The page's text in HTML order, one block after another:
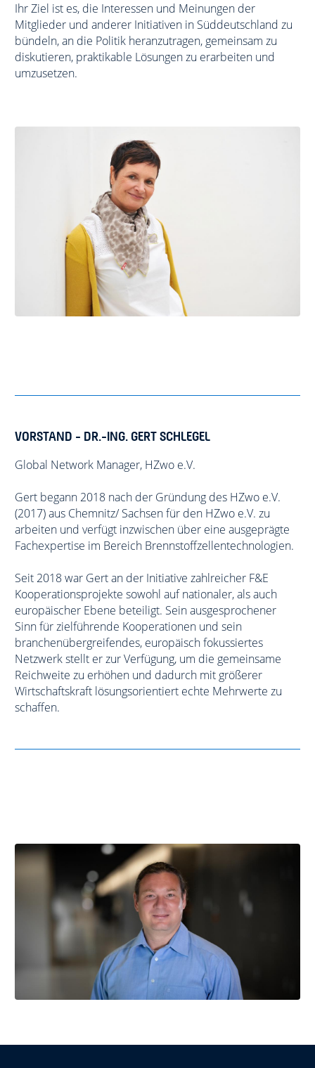
IMPRESSUM
DATENSCHUTZ
Ihr Ziel ist es, die Interessen und Meinungen der
Mitglieder und anderer Initiativen in Süddeutschland zu
bündeln, an die Politik heranzutragen, gemeinsam zu
diskutieren, praktikable Lösungen zu erarbeiten und
umzusetzen.
VORSTAND - DR.-ING. GERT SCHLEGEL
Global Network Manager, HZwo e.V.
Gert begann 2018 nach der Gründung des HZwo e.V.
(2017) aus Chemnitz/ Sachsen für den HZwo e.V. zu
arbeiten und verfügt inzwischen über eine ausgeprägte
Fachexpertise im Bereich Brennstoffzellentechnologien.
Seit 2018 war Gert an der Initiative zahlreicher F&E
Kooperationsprojekte sowohl auf nationaler, als auch
europäischer Ebene beteiligt. Sein ausgesprochener
Sinn für zielführende Kooperationen und sein
branchenübergreifendes, europäisch fokussiertes
Netzwerk stellt er zur Verfügung, um die gemeinsame
Reichweite zu erhöhen und dadurch mit größerer
Wirtschaftskraft lösungsorientiert echte Mehrwerte zu
schaffen.